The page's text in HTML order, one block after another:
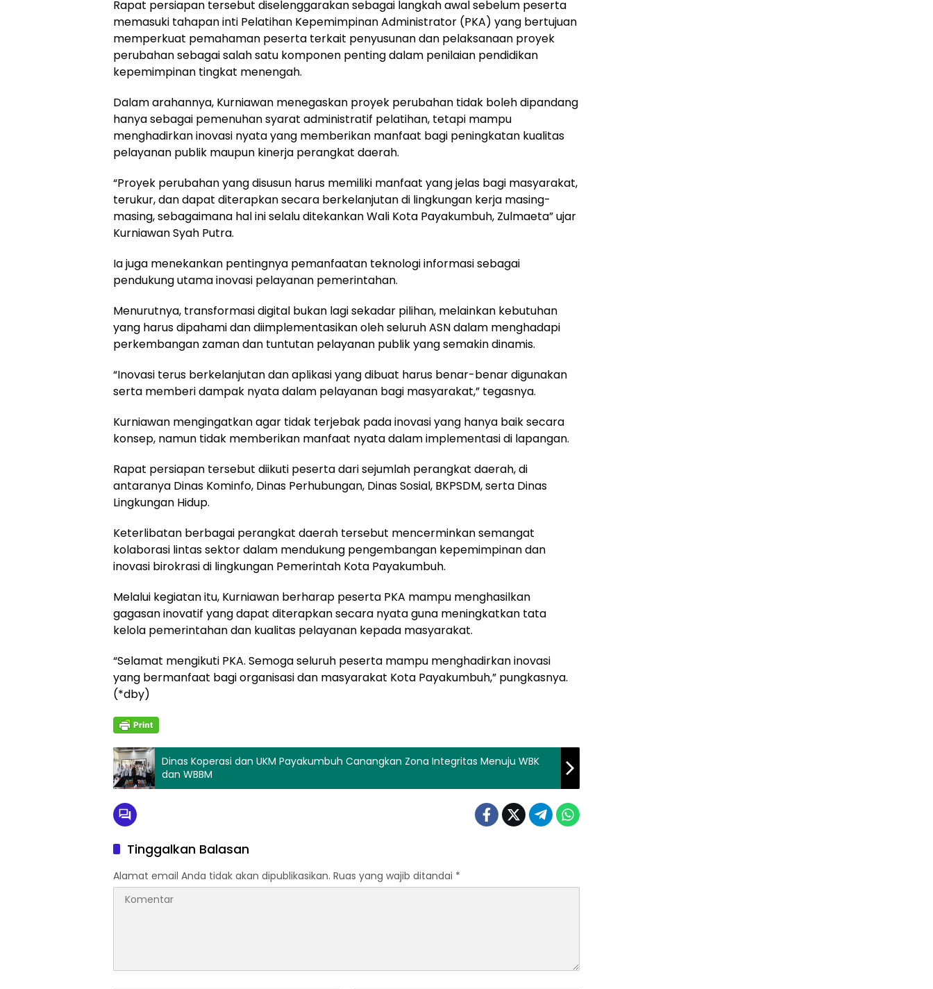
Rapat persiapan tersebut diselenggarakan sebagai langkah awal sebelum peserta
memasuki tahapan inti Pelatihan Kepemimpinan Administrator (PKA) yang bertujuan
memperkuat pemahaman peserta terkait penyusunan dan pelaksanaan proyek
perubahan sebagai salah satu komponen penting dalam penilaian pendidikan
kepemimpinan tingkat menengah.
Dalam arahannya, Kurniawan menegaskan proyek perubahan tidak boleh dipandang
hanya sebagai pemenuhan syarat administratif pelatihan, tetapi mampu
menghadirkan inovasi nyata yang memberikan manfaat bagi peningkatan kualitas
pelayanan publik maupun kinerja perangkat daerah.
“Proyek perubahan yang disusun harus memiliki manfaat yang jelas bagi masyarakat,
terukur, dan dapat diterapkan secara berkelanjutan di lingkungan kerja masing-
masing, sebagaimana hal ini selalu ditekankan Wali Kota Payakumbuh, Zulmaeta” ujar
Kurniawan Syah Putra.
Ia juga menekankan pentingnya pemanfaatan teknologi informasi sebagai
pendukung utama inovasi pelayanan pemerintahan.
Menurutnya, transformasi digital bukan lagi sekadar pilihan, melainkan kebutuhan
yang harus dipahami dan diimplementasikan oleh seluruh ASN dalam menghadapi
perkembangan zaman dan tuntutan pelayanan publik yang semakin dinamis.
“Inovasi terus berkelanjutan dan aplikasi yang dibuat harus benar-benar digunakan
serta memberi dampak nyata dalam pelayanan bagi masyarakat,” tegasnya.
Kurniawan mengingatkan agar tidak terjebak pada inovasi yang hanya baik secara
konsep, namun tidak memberikan manfaat nyata dalam implementasi di lapangan.
Rapat persiapan tersebut diikuti peserta dari sejumlah perangkat daerah, di
antaranya Dinas Kominfo, Dinas Perhubungan, Dinas Sosial, BKPSDM, serta Dinas
Lingkungan Hidup.
Keterlibatan berbagai perangkat daerah tersebut mencerminkan semangat
kolaborasi lintas sektor dalam mendukung pengembangan kepemimpinan dan
inovasi birokrasi di lingkungan Pemerintah Kota Payakumbuh.
Melalui kegiatan itu, Kurniawan berharap peserta PKA mampu menghasilkan
gagasan inovatif yang dapat diterapkan secara nyata guna meningkatkan tata
kelola pemerintahan dan kualitas pelayanan kepada masyarakat.
“Selamat mengikuti PKA. Semoga seluruh peserta mampu menghadirkan inovasi
yang bermanfaat bagi organisasi dan masyarakat Kota Payakumbuh,” pungkasnya.
(*dby)
Dinas Koperasi dan UKM Payakumbuh Canangkan Zona Integritas Menuju WBK
dan WBBM
Tinggalkan Balasan
Alamat email Anda tidak akan dipublikasikan. Ruas yang wajib ditandai *